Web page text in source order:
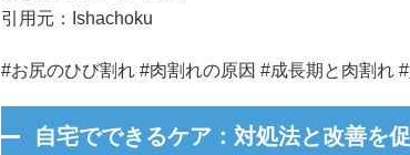
引用元：
Ishachoku
#お尻のひび割れ #肉割れの原因 #成長期と肉割れ
自宅でできるケア：対処法と改善を